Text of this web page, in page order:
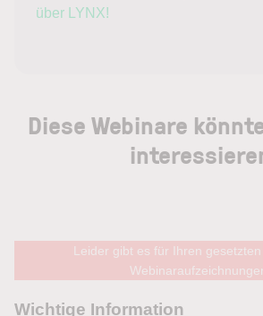
über LYNX!
Diese Webinare
Leider gibt es für Ihren